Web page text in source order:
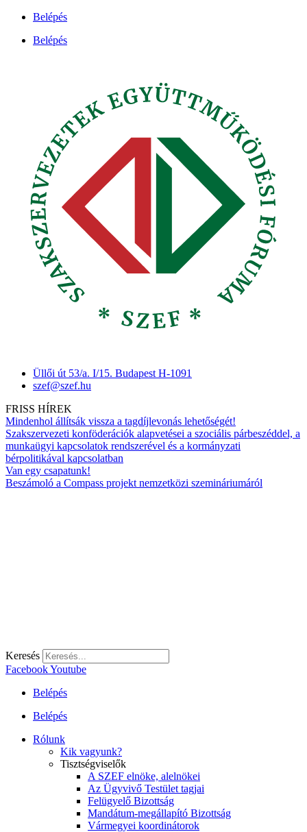
Ugrás
tartalomhoz
Belépés
Belépés
Üllői út 53/a. I/15. Budapest H-1091
szef@szef.hu
FRISS HÍREK
Mindenhol állítsák vissza a tagdíjlevonás lehetőségét!
Szakszervezeti konföderációk alapvetései a szociális párbeszéddel, a
munkaügyi kapcsolatok rendszerével és a kormányzati
bérpolitikával kapcsolatban
Van egy csapatunk!
Beszámoló a Compass projekt nemzetközi szemináriumáról
Keresés
FacebookYoutube
Belépés
Belépés
Rólunk
Kik vagyunk?
Tisztségviselők
A SZEF elnöke, alelnökei
Az Ügyvivő Testület tagjai
Felügyelő Bizottság
Mandátum-megállapító Bizottság
Vármegyei koordinátorok